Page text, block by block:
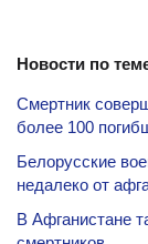
Новости по
Смертник
более 100
Белорусские
недалеко от
В Афганистане